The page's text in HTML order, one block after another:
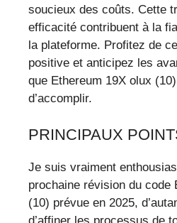
soucieux des coûts. Cette
efficacité contribuent à la
la plateforme. Profitez de
positive et anticipez les
que Ethereum 19X olux
d’accomplir.
PRINCIPAUX
Je suis vraiment
prochaine révision du code
(10) prévue en 2025,